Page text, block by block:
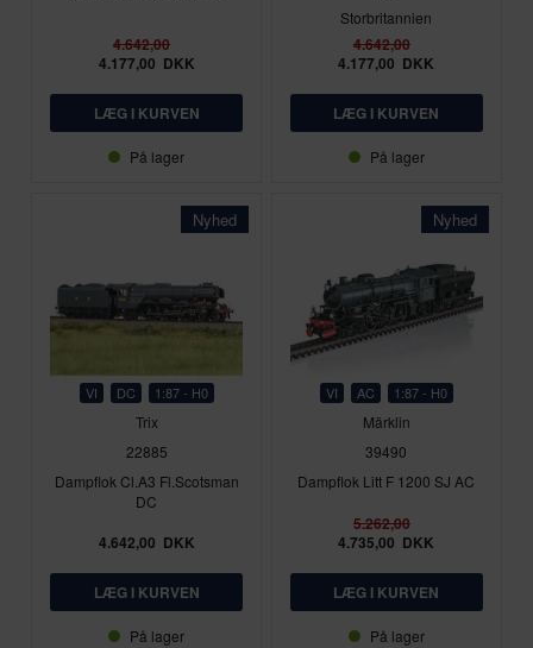
4.642,00
4.177,00 DKK
På lager
Storbritannien
4.642,00
4.177,00 DKK
På lager
Nyhed
VI DC 1:87 - H0
Trix
22885
Dampflok Cl.A3 Fl.Scotsman
DC
4.642,00 DKK
På lager
Nyhed
VI AC 1:87 - H0
Märklin
39490
Dampflok Litt F 1200 SJ AC
5.262,00
4.735,00 DKK
På lager